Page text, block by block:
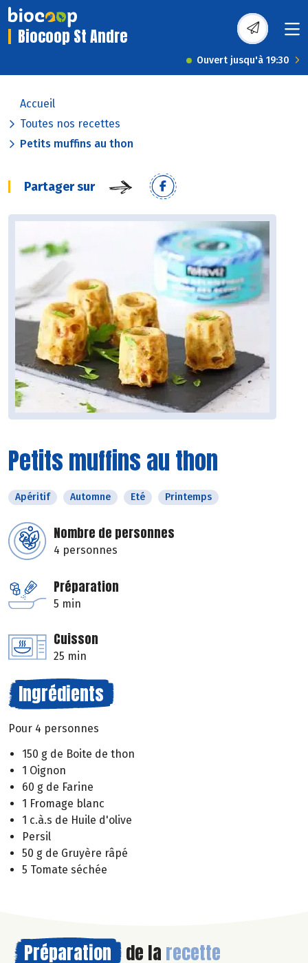
Biocoop St Andre
Ouvert jusqu'à 19:30
Accueil
Toutes nos recettes
Petits muffins au thon
Partager sur
Petits muffins au thon
Apéritif Automne Eté Printemps
Nombre de personnes
4 personnes
Préparation
5 min
Cuisson
25 min
Ingrédients
Pour 4 personnes
150 g de Boite de thon
1 Oignon
60 g de Farine
1 Fromage blanc
1 c.à.s de Huile d'olive
Persil
50 g de Gruyère râpé
5 Tomate séchée
Préparation de la recette